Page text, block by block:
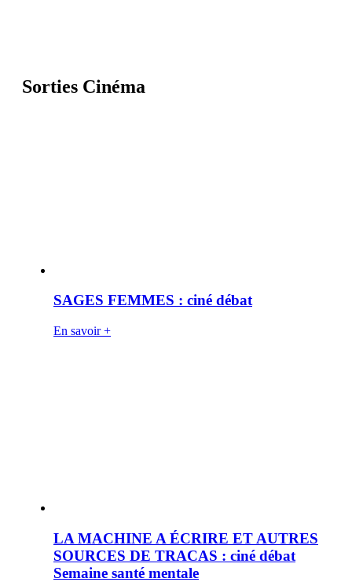
Sorties Cinéma
SAGES FEMMES : ciné débat
En savoir +
LA MACHINE A ÉCRIRE ET AUTRES
SOURCES DE TRACAS : ciné débat
Semaine santé mentale